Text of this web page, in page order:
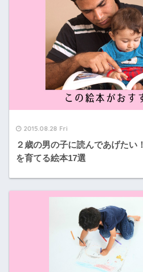
2015.08.28 Fri
２歳の男の子に読んであげたい
を育てる絵本17選